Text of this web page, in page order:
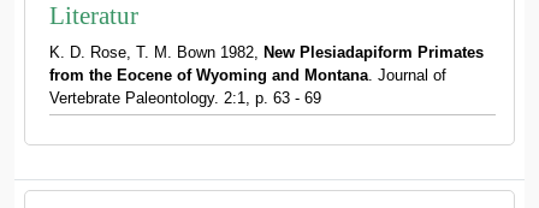
Literatur
K. D. Rose, T. M. Bown 1982, New Plesiadapiform Primates
from the Eocene of Wyoming and Montana. Journal of
Vertebrate Paleontology. 2:1, p. 63 - 69